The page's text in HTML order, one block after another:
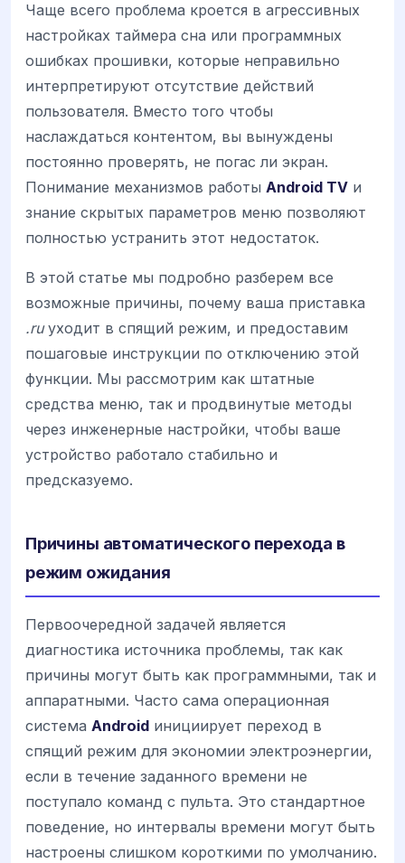
Чаще всего проблема кроется в агрессивных
настройках таймера сна или программных
ошибках прошивки, которые неправильно
интерпретируют отсутствие действий
пользователя. Вместо того чтобы
наслаждаться контентом, вы вынуждены
постоянно проверять, не погас ли экран.
Понимание механизмов работы Android TV и
знание скрытых параметров меню позволяют
полностью устранить этот недостаток.
В этой статье мы подробно разберем все
возможные причины, почему ваша приставка
.ruуходит в спящий режим, и предоставим
пошаговые инструкции по отключению этой
функции. Мы рассмотрим как штатные
средства меню, так и продвинутые методы
через инженерные настройки, чтобы ваше
устройство работало стабильно и
предсказуемо.
Причины автоматического перехода в
режим ожидания
Первоочередной задачей является
диагностика источника проблемы, так как
причины могут быть как программными, так и
аппаратными. Часто сама операционная
система Android инициирует переход в
спящий режим для экономии электроэнергии,
если в течение заданного времени не
поступало команд с пульта. Это стандартное
поведение, но интервалы времени могут быть
настроены слишком короткими по умолчанию.